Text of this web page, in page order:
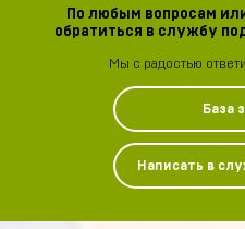
По любым вопросам
обратиться в службу
Мы с радостью
База
Написать в